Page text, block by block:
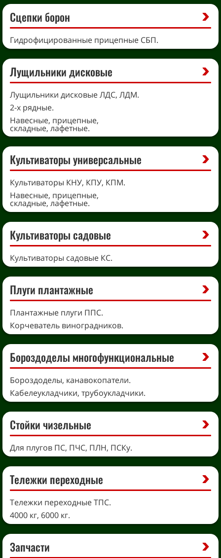
Сцепки борон
Гидрофицированные прицепные СБП.
Лущильники дисковые
Лущильники дисковые ЛДС, ЛДМ.
2-х рядные.
Навесные, прицепные,
складные, лафетные.
Культиваторы универсальные
Культиваторы КНУ, КПУ, КПМ.
Навесные, прицепные,
складные, лафетные.
Культиваторы садовые
Культиваторы садовые КС.
Плуги плантажные
Плантажные плуги ППС.
Корчеватель виноградников.
Бороздоделы многофункциональные
Бороздоделы, канавокопатели.
Кабелеукладчики, трубоукладчики.
Стойки чизельные
Для плугов ПС, ПЧС, ПЛН, ПСКу.
Тележки переходные
Тележки переходные ТПС.
4000 кг, 6000 кг.
Запчасти